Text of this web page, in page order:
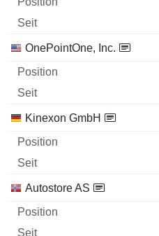
OnePointOne, Inc.
Kinexon GmbH
Autostore AS